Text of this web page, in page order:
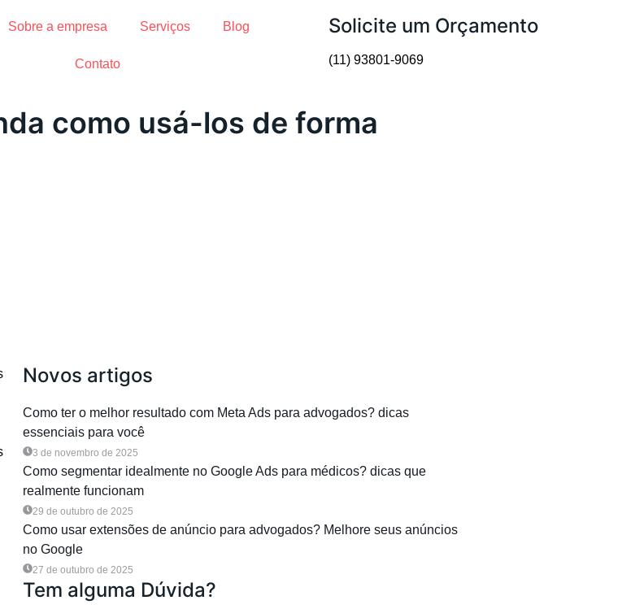
Sobre a empresa Serviços Blog
Contato
Solicite um Orçamento
(11) 93801-9069
como usá-los de forma
Novos artigos
Como ter o melhor resultado com Meta Ads para advogados? dicas
essenciais para você
3 de novembro de 2025
Como segmentar idealmente no Google Ads para médicos? dicas que
realmente funcionam
29 de outubro de 2025
Como usar extensões de anúncio para advogados? Melhore seus anúncios
no Google
27 de outubro de 2025
Tem alguma Dúvida?